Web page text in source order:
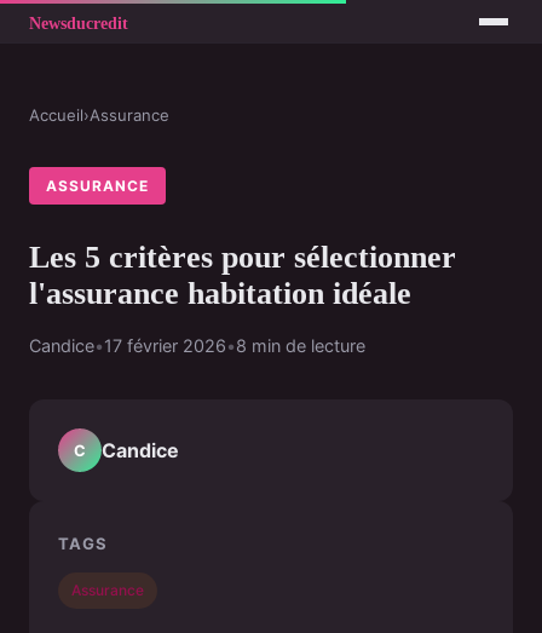
Accueil›Assurance
ASSURANCE
Les 5 critères pour sélectionner
l'assurance habitation idéale
Candice•17 février 2026•8 min de lecture
C Candice
TAGS
Assurance